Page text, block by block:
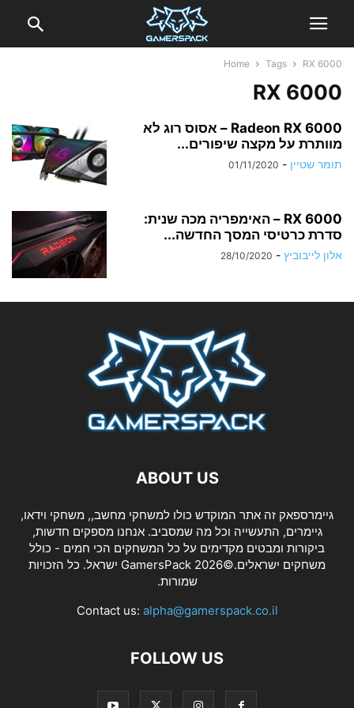
Home Tags RX 6000
RX 6000
Radeon RX 6000 – אסוס רוג לא
מוותרת על מקצה שיפורים...
תומר שטיין -
01/11/2020
RX 6000 – האימפריה מכה שנית:
סדרת כרטיסי המסך החדשה...
אלון לייבוביץ -
28/10/2020
ABOUT US
גיימרספאק זה אתר המוקדש כולו למשחקי מחשב,, משחקי וידאו,
גיימרים, התעשייה וכל מה שמסביב. אנחנו מספקים חדשות,
ביקורות ומבטים מקדימים על כל המשחקים הכי חמים - כולל
משחקים ישראלים.©2026 GamersPack ישראל. כל הזכויות
שמורות.
Contact us: alpha@gamerspack.co.il
FOLLOW US